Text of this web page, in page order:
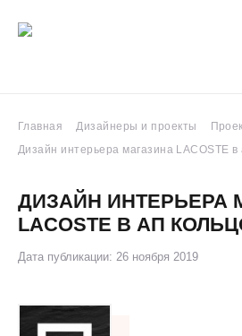
Главная Дизайнеры и проекты
Дизайн интерьера магазина LACOSTE в
ДИЗАЙН ИНТЕРЬЕРА
LACOSTE В АП
Дата публикации: 26 ноября 2019